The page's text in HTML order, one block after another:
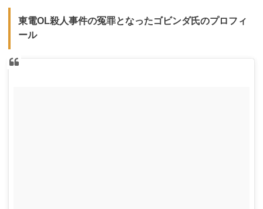
東電OL殺人事件の冤罪となったゴビンダ氏のプロフィ
ール